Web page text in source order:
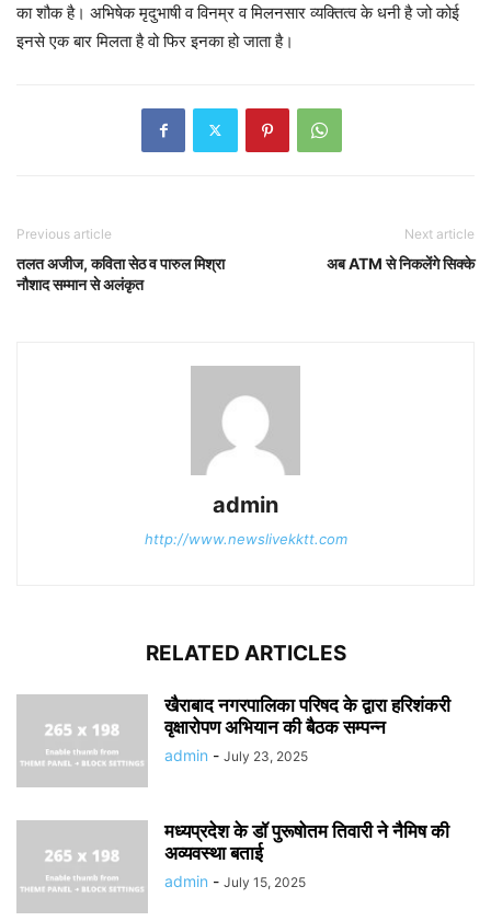
का शौक है। अभिषेक मृदुभाषी व विनम्र व मिलनसार व्यक्तित्व के धनी है जो कोई
इनसे एक बार मिलता है वो फिर इनका हो जाता है।
Previous article
तलत अजीज, कविता सेठ व पारुल मिश्रा
नौशाद सम्मान से अलंकृत
Next article
अब ATM से निकलेंगे सिक्के
admin
http://www.newslivekktt.com
RELATED ARTICLES
खैराबाद नगरपालिका परिषद के द्वारा हरिशंकरी
वृक्षारोपण अभियान की बैठक सम्पन्न
admin - July 23, 2025
मध्यप्रदेश के डॉ पुरूषोतम तिवारी ने नैमिष की
अव्यवस्था बताई
admin - July 15, 2025